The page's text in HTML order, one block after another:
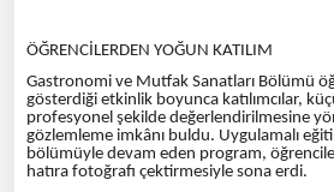
ÖĞRENCİLERDEN YOĞUN KATILIM
Gastronomi ve Mutfak Sanatları Bölümü
gösterdiği etkinlik boyunca katılımcılar,
profesyonel şekilde değerlendirilmesine
gözlemleme imkânı buldu. Uygulamalı
bölümüyle devam eden program,
hatıra fotoğrafı çektirmesiyle sona erdi.